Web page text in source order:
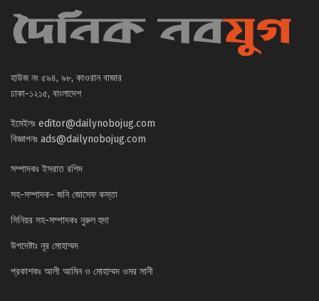
হাউজ নং ৫৯৪, ৯৮, কাওরান বাজার
ঢাকা-১২১৫, বাংলাদেশ
ইমেইলঃ editor@dailynobojug.com
বিজ্ঞাপনঃ ads@dailynobojug.com
সম্পাদকঃ ইসরাত রশিদ
সহ-সম্পাদক- জনি জোসেফ কস্তা
সিনিয়র সহ-সম্পাদকঃ নুরুল হুদা
উপদেষ্টাঃ নূর মোহাম্মদ
প্রকাশকঃ আলী আমিন ও মোহাম্মদ ওমর সানী